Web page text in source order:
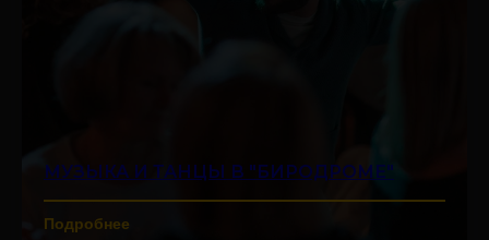
МУЗЫКА И ТАНЦЫ В "БИРОДРОМЕ"
Подробнее